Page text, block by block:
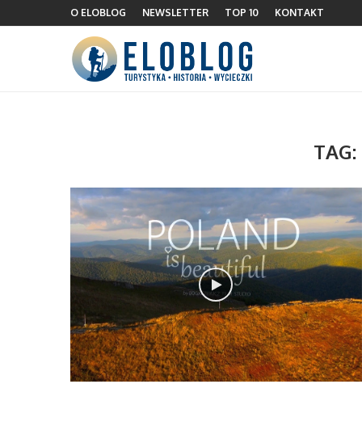
O ELOBLOG NEWSLETTER TOP 10 KONTAKT
TAG: